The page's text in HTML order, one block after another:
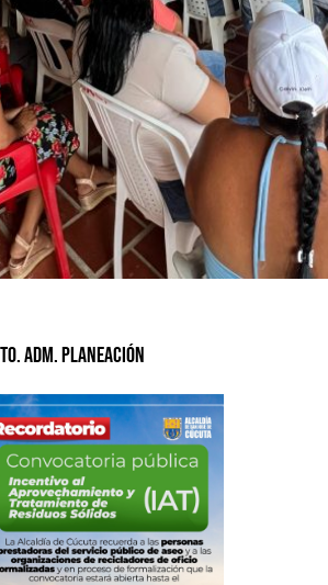
Adm. Planeación